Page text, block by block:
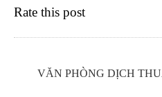
Rate this post
VĂN PHÒNG DỊCH